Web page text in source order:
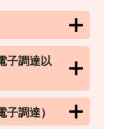
子調達以
子調達）